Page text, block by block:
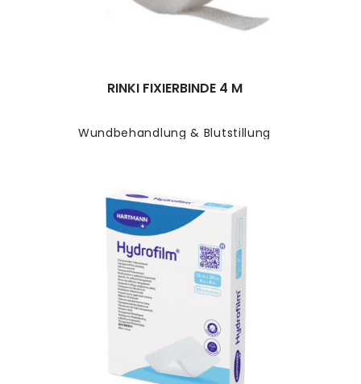
Wundbehandlung & Blutstillung
RINKI FIXIERBINDE 4 M